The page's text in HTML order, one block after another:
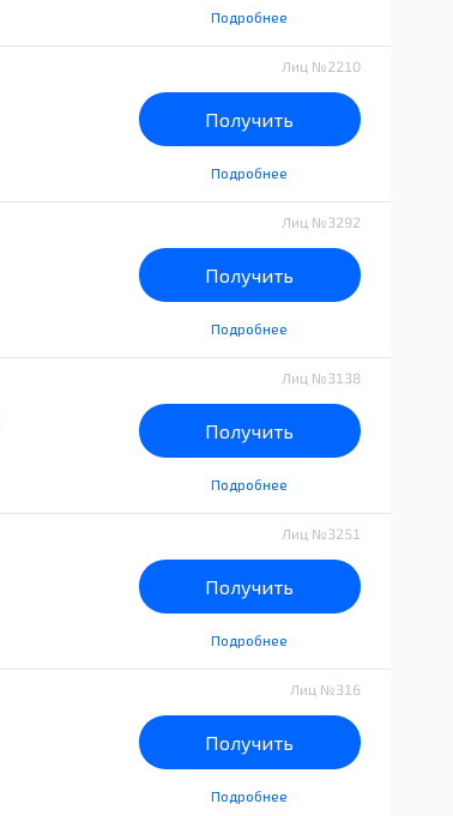
Подробнее
Лиц №2210
Получить
Подробнее
Лиц №3292
Получить
Подробнее
Лиц №3138
Получить
Подробнее
Лиц №3251
Получить
Подробнее
Лиц №316
Получить
Подробнее